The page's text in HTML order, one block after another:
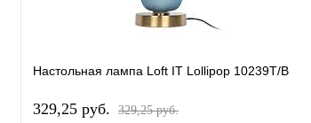
Настольная лампа Loft IT Lollipop 10239T/B
329,25 pуб. 329,25 pуб.